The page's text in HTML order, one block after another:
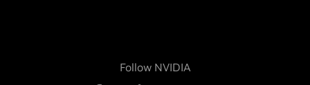
Follow NVIDIA